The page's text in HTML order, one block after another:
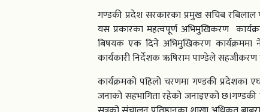
गण्डकी प्रदेश सरकारका प्रमुख सचिब
यस प्रकारका महत्वपूर्ण अभिमुखिकरण
बिषयक एक दिने अभिमुखिकरण कार्यक्रममा
कार्यकारी निर्देशक ऋषिराम पाण्डेले सहजीकरण
कार्यक्रमको पहिलो चरणमा गण्डकी प्रदेशका
जनाको सहभागिता रहेको जनाइएको छ।गण्डकी